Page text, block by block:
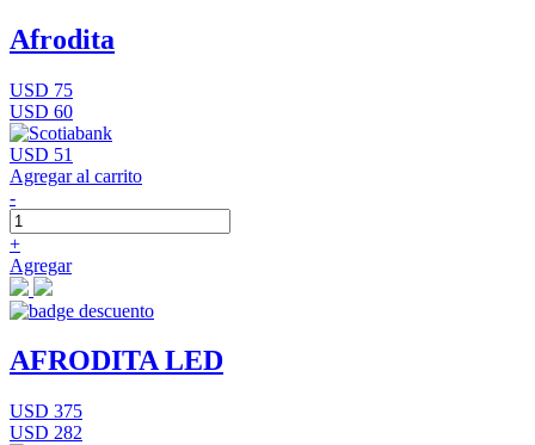
Afrodita
USD 75
USD 60
USD 51
Agregar al carrito
-
+
Agregar
AFRODITA LED
USD 375
USD 282